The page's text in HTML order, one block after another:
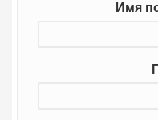
Имя